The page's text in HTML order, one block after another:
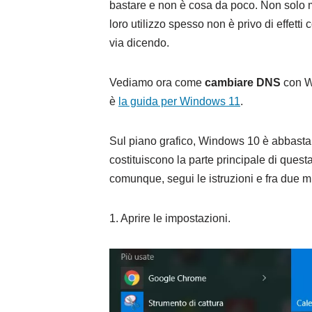
bastare e non è cosa da poco. Non
loro utilizzo spesso non è privo di effetti
via dicendo.
Vediamo ora come cambiare DNS con
è la guida per Windows 11.
Sul piano grafico, Windows 10 è
costituiscono la parte principale di
comunque, segui le istruzioni e fra due
1. Aprire le impostazioni.